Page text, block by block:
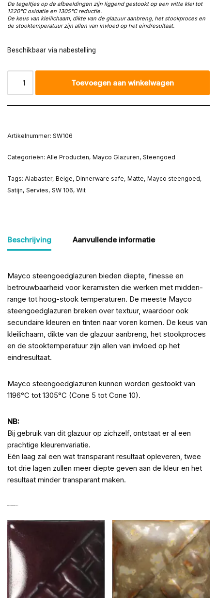
De tegeltjes op de afbeeldingen zijn liggend gestookt op een witte klei tot
1220°C oxidatie en 1305°C reductie.
De keus van kleilichaam, dikte van de glazuur aanbreng, het stookproces en
de stooktemperatuur zijn allen van invloed op het eindresultaat.
Beschikbaar via nabestelling
Toevoegen aan winkelwagen
Artikelnummer: SW106
Categorieën: Alle Producten, Mayco Glazuren, Steengoed
Tags: Alabaster, Beige, Dinnerware safe, Matte, Mayco steengoed,
Satijn, Servies, SW 106, Wit
Beschrijving Aanvullende informatie
Mayco steengoedglazuren bieden diepte, finesse en
betrouwbaarheid voor keramisten die werken met midden-
range tot hoog-stook temperaturen. De meeste Mayco
steengoedglazuren breken over textuur, waardoor ook
secundaire kleuren en tinten naar voren komen. De keus van
kleilichaam, dikte van de glazuur aanbreng, het stookproces
en de stooktemperatuur zijn allen van invloed op het
eindresultaat.
Mayco steengoedglazuren kunnen worden gestookt van
1196°C tot 1305°C (Cone 5 tot Cone 10).
NB:
Bij gebruik van dit glazuur op zichzelf, ontstaat er al een
prachtige kleurenvariatie.
Eén laag zal een wat transparant resultaat opleveren, twee
tot drie lagen zullen meer diepte geven aan de kleur en het
resultaat minder transparant maken.